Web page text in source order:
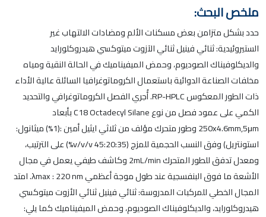
ملخص البحث:
حدد بشكل متزامن بعض مسكنات الألم ومضادات الالتهاب غير
الستيروئيدية: ثنائي فينيل ثنائي الآزوت ميتوكسي هيدروكلورايد
والديكلوفيناك الصوديوم، وحمض الميفيناميك في الحالة النقية ومياه
مخلفات الصناعة الدوائية باستعمال الكروماتوغرافيا السائلة عالية الأداء
ذات الطور المعكوس RP-HPLC. أُجري الفصل الكروماتوغرافي والتحديد
الكمي على عمود فصل من نوع C18 Octadecyl Silane بأبعاد
250x4.6mm,5μm وطور متحرك مؤلف من ثلاثي ايثيل أمين :(1%) ميثانول:
استونتريل) وفق النسب الحجمية للمزج (45:20:35 v/v/v%) على الترتيب،
ومعدل تدفق للطور المتحرك 2mL/min وكاشف طيفي يعمل في مجال
الأشعة ما فوق البنفسجية عند طول موجة أعظمي λmax : 220 nm. امتد
المجال الخطي للمركبات المدروسة: ثنائي فينيل ثنائي الأزوت ميتوكسي
هيدروكلورايد، والديكلوفيناك الصوديوم، وحمض الميفيناميك كما يلي: